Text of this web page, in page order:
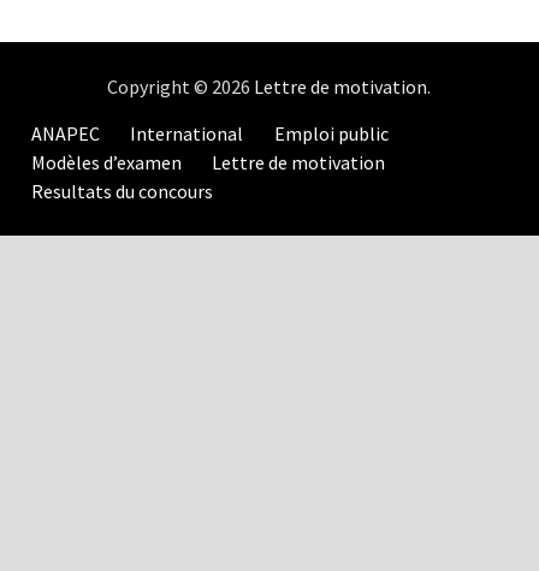
Copyright © 2026 Lettre de motivation.
ANAPEC
International
Emploi public
Modèles d’examen
Lettre de motivation
Resultats du concours